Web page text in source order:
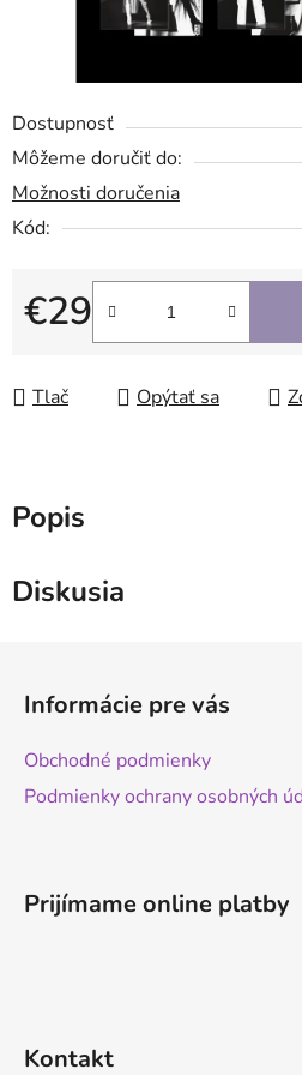
Dostupnosť
Môžeme doručiť do:
Možnosti doručenia
Kód:
€29
Jednotková cena:
Tlač Opýtať sa
Popis
Diskusia
Informácie pre vás
Obchodné podmienky
Podmienky ochrany osobných
Prijímame online platby
Kontakt